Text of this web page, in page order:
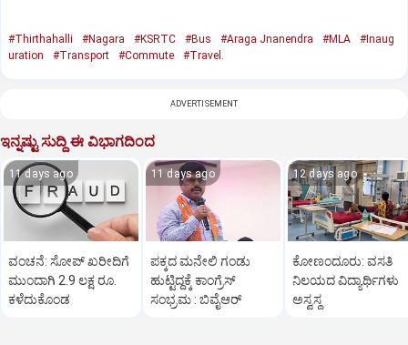
#Thirthahalli #Nagara #KSRTC #Bus #Araga Jnanendra #MLA
#Inaug
uration
#Transport #Commute #Travel.
ADVERTISEMENT
ಇನ್ನಷ್ಟು ಸುದ್ದಿ ಈ ವಿಭಾಗದಿಂದ
11 days ago
ವಂಚನೆ: ಸೋಪ್‌ ಖರೀದಿಗೆ
ಮುಂದಾಗಿ 2.9 ಲಕ್ಷ ರೂ.
ಕಳೆದುಕೊಂಡ
11 days ago
ಪಕ್ಕದ ಮನೇಲಿ ಗಂಡು
ಹುಟ್ಟಿದ್ದಕ್ಕೆ ಕಾಂಗ್ರೆಸ್‌
ಸಂಭ್ರಮ : ಬಿವೈಆರ್
12 days ago
ಕೋಣಂದೂರು: ವಸತಿ
ನಿಲಯದ ವಿದ್ಯಾರ್ಥಿಗಳು
ಅಸ್ವಸ್ಥ